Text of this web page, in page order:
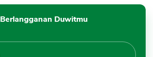
Berlangganan Duwitmu